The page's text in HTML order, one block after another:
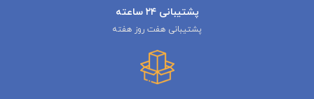
پشتیبانی ۲۴ ساعته
پشتیبانی هفت روز هفته